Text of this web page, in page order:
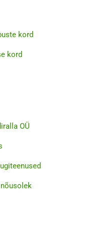
kord
kord
OÜ